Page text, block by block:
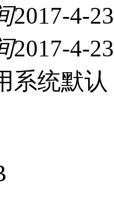
2017-4-
2017-4-
系统默认